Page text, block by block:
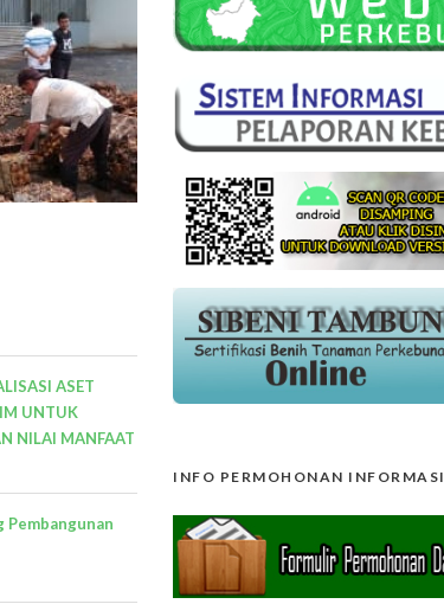
ASET
UNTUK
NILAI MANFAAT
INFO PERMOHONAN INFORMASI